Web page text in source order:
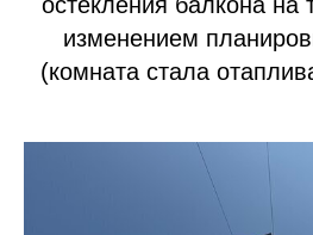
изменением
(комната стала